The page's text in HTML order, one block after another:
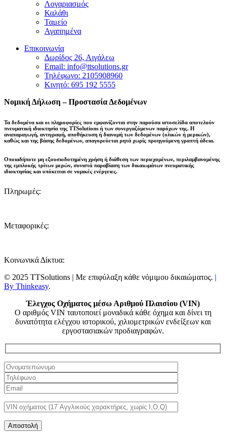
Λογαριασμός
Καλάθι
Ταμείο
Αγαπημένα
Επικοινωνία
Δωρίδος 26, Αιγάλεω
Email: info@ttsolutions.gr
Τηλέφωνο: 2105908960
Κινητό: 695 192 5555
Νομική Δήλωση – Προστασία Δεδομένων
Τα δεδομένα και οι πληροφορίες που εμφανίζονται στην παρούσα ιστοσελίδα αποτελούν
πνευματική ιδιοκτησία της TTSolutions ή των συνεργαζόμενων παρόχων της. Η
αναπαραγωγή, αντιγραφή, αποθήκευση ή διανομή των δεδομένων (ολικών ή μερικών),
καθώς και της βάσης δεδομένων, απαγορεύεται ρητά χωρίς προηγούμενη γραπτή άδεια.
Οποιαδήποτε μη εξουσιοδοτημένη χρήση ή διάθεση των περιεχομένων, περιλαμβανομένης
της εμπλοκής τρίτων μερών, συνιστά παραβίαση των δικαιωμάτων πνευματικής
ιδιοκτησίας και υπόκειται σε νομικές ενέργειες.
Πληρωμές:
Μεταφορικές:
Κοινωνικά Δίκτυα:
© 2025 TTSolutions | Με επιφύλαξη κάθε νόμιμου δικαιώματος. |
By Thinkeasy.
Έλεγχος Οχήματος μέσω Αριθμού Πλαισίου (VIN)
Ο αριθμός VIN ταυτοποιεί μοναδικά κάθε όχημα και δίνει τη
δυνατότητα ελέγχου ιστορικού, χιλιομετρικών ενδείξεων και
εργοστασιακών προδιαγραφών.